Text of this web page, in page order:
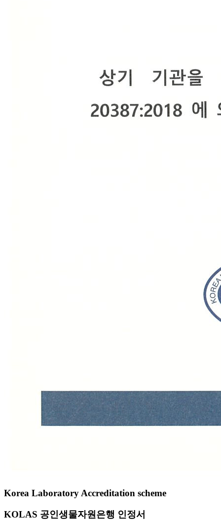
Korea Laboratory Accreditation scheme
KOLAS 공인생물자원은행 인정서